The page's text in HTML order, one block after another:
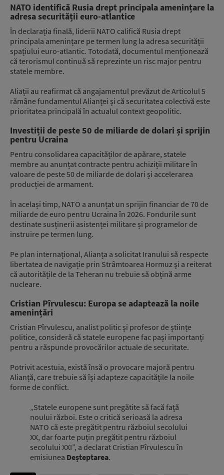
NATO identifică Rusia drept principala amenințare la
adresa securității euro-atlantice
În declarația finală, liderii NATO califică Rusia drept
principala amenințare pe termen lung la adresa securității
spațiului euro-atlantic. Totodată, documentul menționează
că terorismul continuă să reprezinte un risc major pentru
statele membre.
Aliații au reafirmat că angajamentul prevăzut de Articolul 5
rămâne fundamentul Alianței și că securitatea colectivă este
prioritatea principală în actualul context geopolitic.
Investiții de peste 50 de miliarde de dolari și sprijin
pentru Ucraina
Pentru consolidarea capacităților de apărare, statele
membre au anunțat contracte pentru achiziții militare în
valoare de peste 50 de miliarde de dolari și accelerarea
producției de armament.
În același timp, NATO a anunțat un sprijin financiar de 70 de
miliarde de euro pentru Ucraina în 2026. Fondurile sunt
destinate susținerii asistenței militare și programelor de
instruire pe termen lung.
Pe plan internațional, Alianța a solicitat Iranului să respecte
libertatea de navigație prin Strâmtoarea Hormuz și a reiterat
că autoritățile de la Teheran nu trebuie să obțină arme
nucleare.
Cristian Pîrvulescu: Europa se adaptează la noile
amenințări
Cristian Pîrvulescu, analist politic și profesor de științe
politice, consideră că statele europene fac pași importanți
pentru a răspunde provocărilor actuale de securitate.
Potrivit acestuia, există însă o provocare majoră pentru
Alianță, care trebuie să își adapteze capacitățile la noile
forme de conflict.
„Statele europene sunt pregătite să facă față
noului război. Este o critică serioasă la adresa
NATO că este pregătit pentru războiul secolului
XX, dar foarte puțin pregătit pentru războiul
secolului XXI”, a declarat Cristian Pîrvulescu în
emisiunea Deșteptarea.